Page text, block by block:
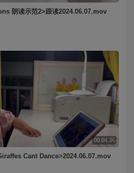
朗读示范2>跟读2024.06.07.mov
00:04:36
Cant Dance>2024.06.07.mov